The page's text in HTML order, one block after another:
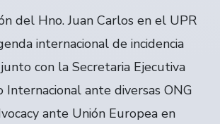
del Hno. Juan Carlos en el UPR
internacional de incidencia
con la Secretaria Ejecutiva
Internacional ante diversas ONG
ante Unión Europea en